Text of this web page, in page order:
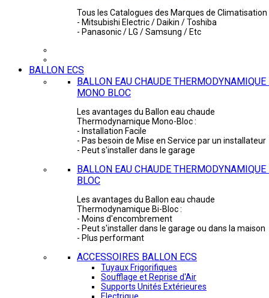
Tous les Catalogues des Marques de Climatisation
- Mitsubishi Electric / Daikin / Toshiba
- Panasonic / LG / Samsung / Etc
BALLON ECS
BALLON EAU CHAUDE THERMODYNAMIQUE
MONO BLOC
Les avantages du Ballon eau chaude
Thermodynamique Mono-Bloc :
- Installation Facile
- Pas besoin de Mise en Service par un installateur
- Peut s'installer dans le garage
BALLON EAU CHAUDE
BLOC
Les avantages du Ballon eau chaude
Thermodynamique Bi-Bloc :
- Moins d'encombrement
- Peut s'installer dans le garage ou dans la maison
- Plus performant
ACCESSOIRES BALLON ECS
Tuyaux Frigorifiques
Soufflage et Reprise d'Air
Supports Unités Extérieures